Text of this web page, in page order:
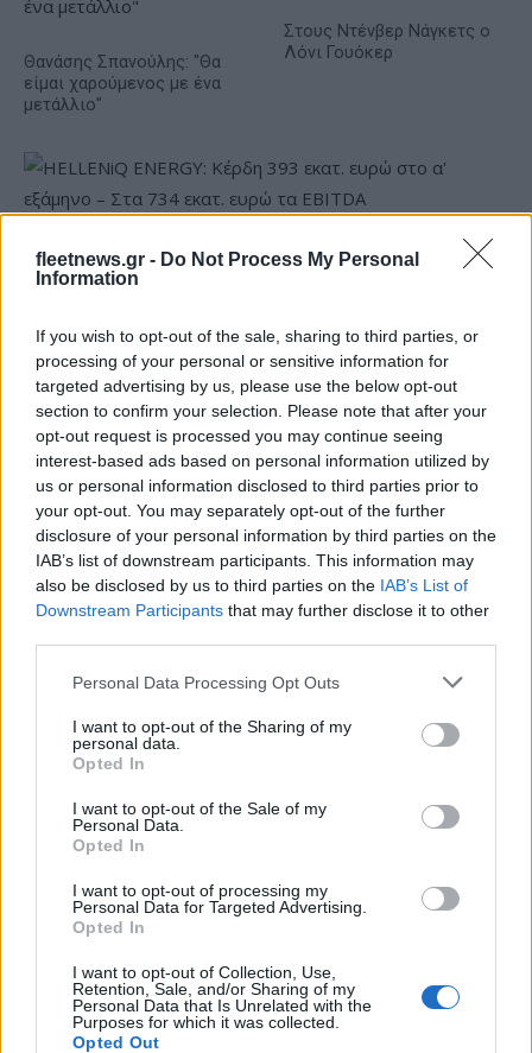
fleetnews.gr - Do Not Process My Personal
Information
If you wish to opt-out of the sale, sharing to third parties, or
processing of your personal or sensitive information for
targeted advertising by us, please use the below opt-out
section to confirm your selection. Please note that after your
opt-out request is processed you may continue seeing
interest-based ads based on personal information utilized by
us or personal information disclosed to third parties prior to
your opt-out. You may separately opt-out of the further
disclosure of your personal information by third parties on the
IAB’s list of downstream participants. This information may
also be disclosed by us to third parties on the IAB’s List of
Downstream Participants that may further disclose it to other
Please note that this website/app uses one or more Google
not limited to your visit or usage behaviour. You may click to
grant or deny consent to Google and its third-party tags to
use your data for below specified purposes in below Google
consent section.
Personal Data Processing Opt Outs
I want to opt-out of the Sharing of my
personal data.
Opted In
I want to opt-out of the Sale of my
Personal Data.
Opted In
I want to opt-out of processing my
Personal Data for Targeted Advertising.
Opted In
I want to opt-out of Collection, Use,
Retention, Sale, and/or Sharing of my
Personal Data that Is Unrelated with the
Purposes for which it was collected.
Opted Out
Θανάσης Σπανούλης: "Θα
είμαι χαρούμενος με ένα
μετάλλιο"
Στους Ντένβερ Νάγκετς ο
Λόνι Γουόκερ
HELLENiQ ENERGY: Κέρδη 393 εκατ. ευρώ στο α' εξάμηνο –
Στα 734 εκατ. ευρώ τα EBITDA
Viohalco: Αυξημένος κατά
14% ο τζίρος στο α'
εξάμηνο, στα 4,3 δισ. ευρώ
– Στα 446 εκατ. ευρώ τα
EBITDA
ΥΠΕΘΟΟ: Νέες επενδύσεις
1 δισ. ευρώ ως το 2028 για
την Ενέργεια
Η συμφωνία Arval-Athlon αναδιαμορφώνει την αγορά leasing
VW: Η δύσκολη εξίσωση
της αναδιάρθρωσης
δεικτών FTSE4Good